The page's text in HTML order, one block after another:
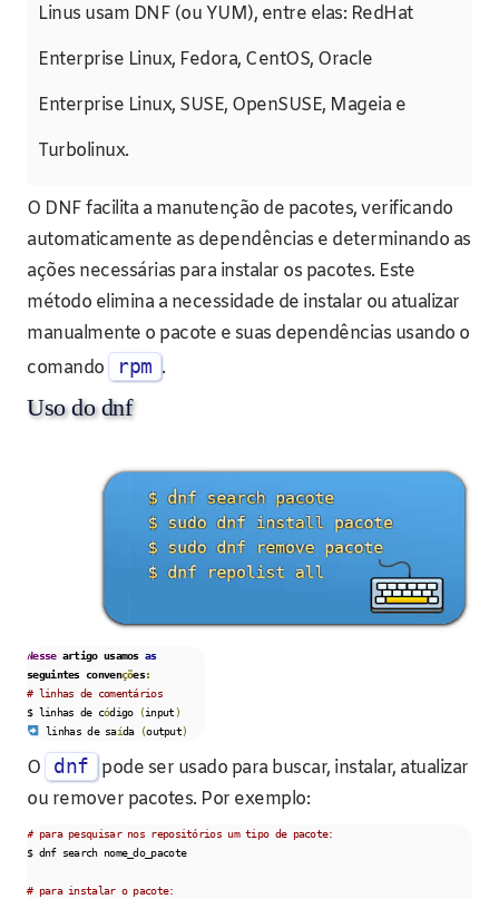
Linus usam DNF (ou YUM), entre elas: RedHat
Enterprise Linux, Fedora, CentOS, Oracle
Enterprise Linux, SUSE, OpenSUSE, Mageia e
Turbolinux.
O DNF facilita a manutenção de pacotes, verificando
automaticamente as dependências e determinando as
ações necessárias para instalar os pacotes. Este
método elimina a necessidade de instalar ou atualizar
manualmente o pacote e suas dependências usando o
comando
rpm .
Uso do dnf
Nesse artigo usamos as
seguintes convenções:
# linhas de comentários
$ linhas de código (input )
linhas de saída (output)
O dnf
pode ser usado para buscar, instalar, atualizar
ou remover pacotes. Por exemplo:
# para pesquisar nos repositórios um tipo de pacote:
$ dnf search nome_do_pacote
# para instalar o pacote: